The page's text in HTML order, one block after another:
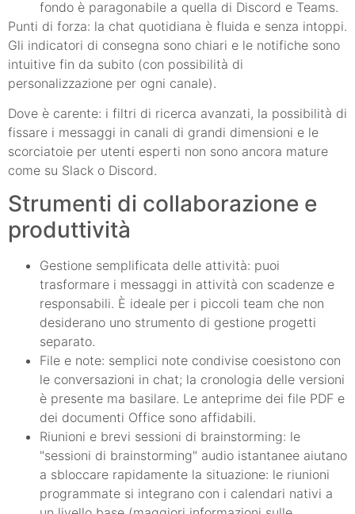
fondo è paragonabile a quella di Discord e Teams.
Punti di forza: la chat quotidiana è fluida e senza intoppi.
Gli indicatori di consegna sono chiari e le notifiche sono
intuitive fin da subito (con possibilità di
personalizzazione per ogni canale).
Dove è carente: i filtri di ricerca avanzati, la possibilità di
fissare i messaggi in canali di grandi dimensioni e le
scorciatoie per utenti esperti non sono ancora mature
come su Slack o Discord.
Strumenti di collaborazione e
produttività
Gestione semplificata delle attività: puoi
trasformare i messaggi in attività con scadenze e
responsabili. È ideale per i piccoli team che non
desiderano uno strumento di gestione progetti
separato.
File e note: semplici note condivise coesistono con
le conversazioni in chat; la cronologia delle versioni
è presente ma basilare. Le anteprime dei file PDF e
dei documenti Office sono affidabili.
Riunioni e brevi sessioni di brainstorming: le
"sessioni di brainstorming" audio istantanee aiutano
a sbloccare rapidamente la situazione: le riunioni
programmate si integrano con i calendari nativi a